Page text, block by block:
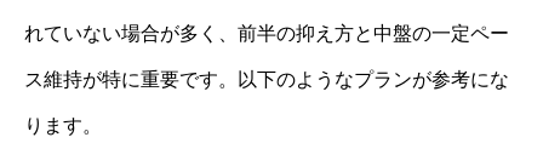
れていない場合が多く、前半の抑え方と中盤の一定ペー
ス維持が特に重要です。以下のようなプランが参考にな
ります。